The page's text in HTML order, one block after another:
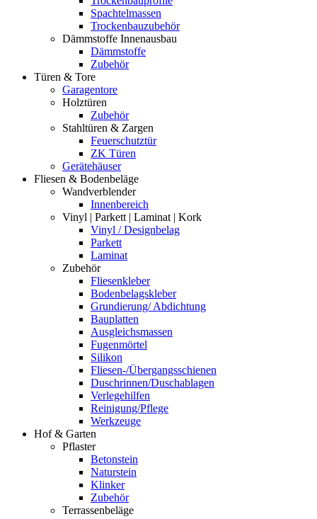
Spachtelmassen
Trockenbauzubehör
Dämmstoffe Innenausbau
Dämmstoffe
Zubehör
Türen & Tore
Garagentore
Holztüren
Zubehör
Stahltüren & Zargen
Feuerschutztür
ZK Türen
Gerätehäuser
Fliesen & Bodenbeläge
Wandverblender
Innenbereich
Vinyl | Parkett | Laminat | Kork
Vinyl / Designbelag
Parkett
Laminat
Zubehör
Fliesenkleber
Bodenbelagskleber
Grundierung/ Abdichtung
Bauplatten
Ausgleichsmassen
Fugenmörtel
Silikon
Fliesen-/Übergangsschienen
Duschrinnen/Duschablagen
Verlegehilfen
Reinigung/Pflege
Werkzeuge
Hof & Garten
Pflaster
Betonstein
Naturstein
Klinker
Zubehör
Terrassenbeläge